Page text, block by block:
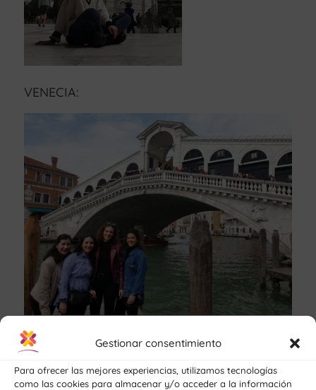
Gestionar consentimiento
Para ofrecer las mejores experiencias, utilizamos tecnologías
como las cookies para almacenar y/o acceder a la información
VENECIA:
VERONA: